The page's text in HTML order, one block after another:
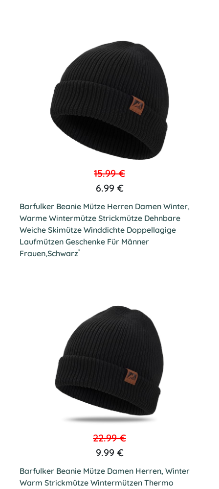
15.99 €
6.99 €
Barfulker Beanie Mütze Herren Damen Winter,
Warme Wintermütze Strickmütze Dehnbare
Weiche Skimütze Winddichte Doppellagige
Laufmützen Geschenke Für Männer
Frauen,Schwarz*
22.99 €
9.99 €
Barfulker Beanie Mütze Damen Herren, Winter
Warm Strickmütze Wintermützen Thermo